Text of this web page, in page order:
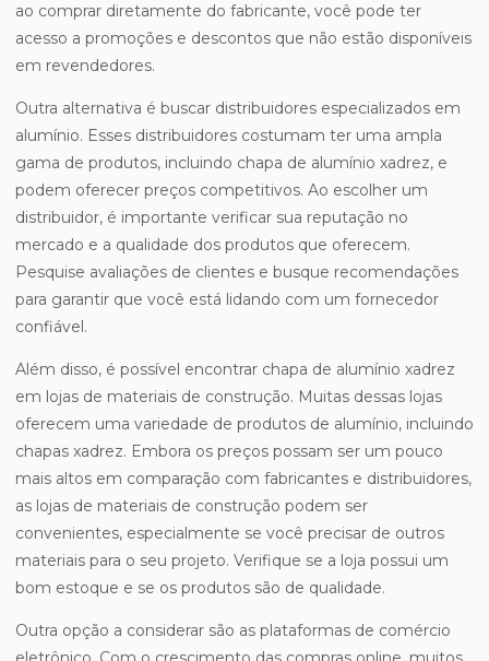
ao comprar diretamente do fabricante, você pode ter
acesso a promoções e descontos que não estão disponíveis
em revendedores.
Outra alternativa é buscar distribuidores especializados em
alumínio. Esses distribuidores costumam ter uma ampla
gama de produtos, incluindo chapa de alumínio xadrez, e
podem oferecer preços competitivos. Ao escolher um
distribuidor, é importante verificar sua reputação no
mercado e a qualidade dos produtos que oferecem.
Pesquise avaliações de clientes e busque recomendações
para garantir que você está lidando com um fornecedor
confiável.
Além disso, é possível encontrar chapa de alumínio xadrez
em lojas de materiais de construção. Muitas dessas lojas
oferecem uma variedade de produtos de alumínio, incluindo
chapas xadrez. Embora os preços possam ser um pouco
mais altos em comparação com fabricantes e distribuidores,
as lojas de materiais de construção podem ser
convenientes, especialmente se você precisar de outros
materiais para o seu projeto. Verifique se a loja possui um
bom estoque e se os produtos são de qualidade.
Outra opção a considerar são as plataformas de comércio